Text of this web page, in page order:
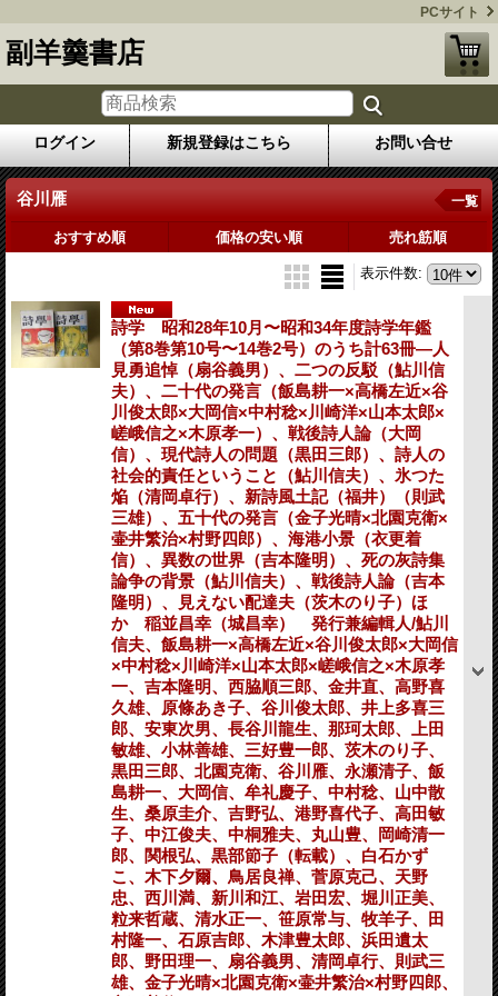
PCサイト
副羊羹書店
ログイン 新規登録はこちら お問い合せ
谷川雁 一覧
おすすめ順 価格の安い順 売れ筋順
表示件数:
詩学 昭和28年10月〜昭和34年度詩学年鑑
（第8巻第10号〜14巻2号）のうち計63冊―人
見勇追悼（扇谷義男）、二つの反駁（鮎川信
夫）、二十代の発言（飯島耕一×高橋左近×谷
川俊太郎×大岡信×中村稔×川崎洋×山本太郎×
嵯峨信之×木原孝一）、戦後詩人論（大岡
信）、現代詩人の問題（黒田三郎）、詩人の
社会的責任ということ（鮎川信夫）、氷つた
焔（清岡卓行）、新詩風土記（福井）（則武
三雄）、五十代の発言（金子光晴×北園克衛×
壷井繁治×村野四郎）、海港小景（衣更着
信）、異数の世界（吉本隆明）、死の灰詩集
論争の背景（鮎川信夫）、戦後詩人論（吉本
隆明）、見えない配達夫（茨木のり子）ほ
か 稲並昌幸（城昌幸） 発行兼編輯人/鮎川
信夫、飯島耕一×高橋左近×谷川俊太郎×大岡信
×中村稔×川崎洋×山本太郎×嵯峨信之×木原孝
一、吉本隆明、西脇順三郎、金井直、高野喜
久雄、原條あき子、谷川俊太郎、井上多喜三
郎、安東次男、長谷川龍生、那珂太郎、上田
敏雄、小林善雄、三好豊一郎、茨木のり子、
黒田三郎、北園克衛、谷川雁、永瀬清子、飯
島耕一、大岡信、牟礼慶子、中村稔、山中散
生、桑原圭介、吉野弘、港野喜代子、高田敏
子、中江俊夫、中桐雅夫、丸山豊、岡崎清一
郎、関根弘、黒部節子（転載）、白石かず
こ、木下夕爾、鳥居良禅、菅原克己、天野
忠、西川満、新川和江、岩田宏、堀川正美、
粒来哲蔵、清水正一、笹原常与、牧羊子、田
村隆一、石原吉郎、木津豊太郎、浜田遺太
郎、野田理一、扇谷義男、清岡卓行、則武三
雄、金子光晴×北園克衛×壷井繁治×村野四郎、